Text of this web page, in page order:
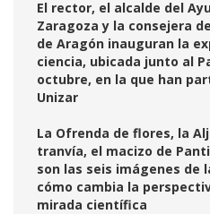
El rector, el alcalde del
Zaragoza y la consejera
de Aragón inauguran la
ciencia, ubicada junto al
octubre, en la que han
Unizar
La Ofrenda de flores, la
tranvía, el macizo de
son las seis imágenes de
cómo cambia la
mirada científica